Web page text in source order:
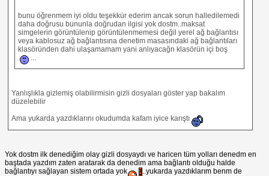
bunu öğrenmem iyi oldu teşekkür ederim ancak sorun halledilemedi
daha doğrusu bununla doğrudan ilgisi yok dostm..maksat
simgelerin görüntülenip görüntülenmemesi değil yerel ağ bağlantısı
veya kablosuz ağ bağlantısına denetim masasındaki ağ bağlantıları
klasöründen dahi ulaşamamam yani anlıyacağn klasörün içi boş
Yanlışlıkla gizlemiş olabilirmisin gizli dosyaları göster yap bakalım
düzelebilir
Ama yukarda yazdıklarını okudumda kafam iyice karıştı
Yok dostm ilk denediğim olay gizli dosyaydı ve haricen tüm yolları denedm en
baştada yazdım zaten aratarak da denedim ama bağlantı olduğu halde
bağlantıyı sağlayan sistem ortada yok
..yukarda yazdıklarım benm de